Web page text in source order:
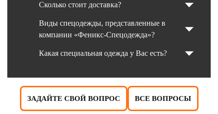
Сколько стоит доставка?
Виды спецодежды, представленные в
компании «Феникс-Спецодежда»?
Какая специальная одежда у Вас есть?
ЗАДАЙТЕ СВОЙ ВОПРОС ВСЕ ВОПРОСЫ